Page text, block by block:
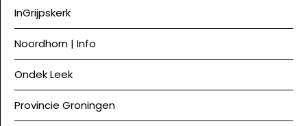
InGrijpskerk
Noordhorn | Info
Ondek Leek
Provincie Groningen